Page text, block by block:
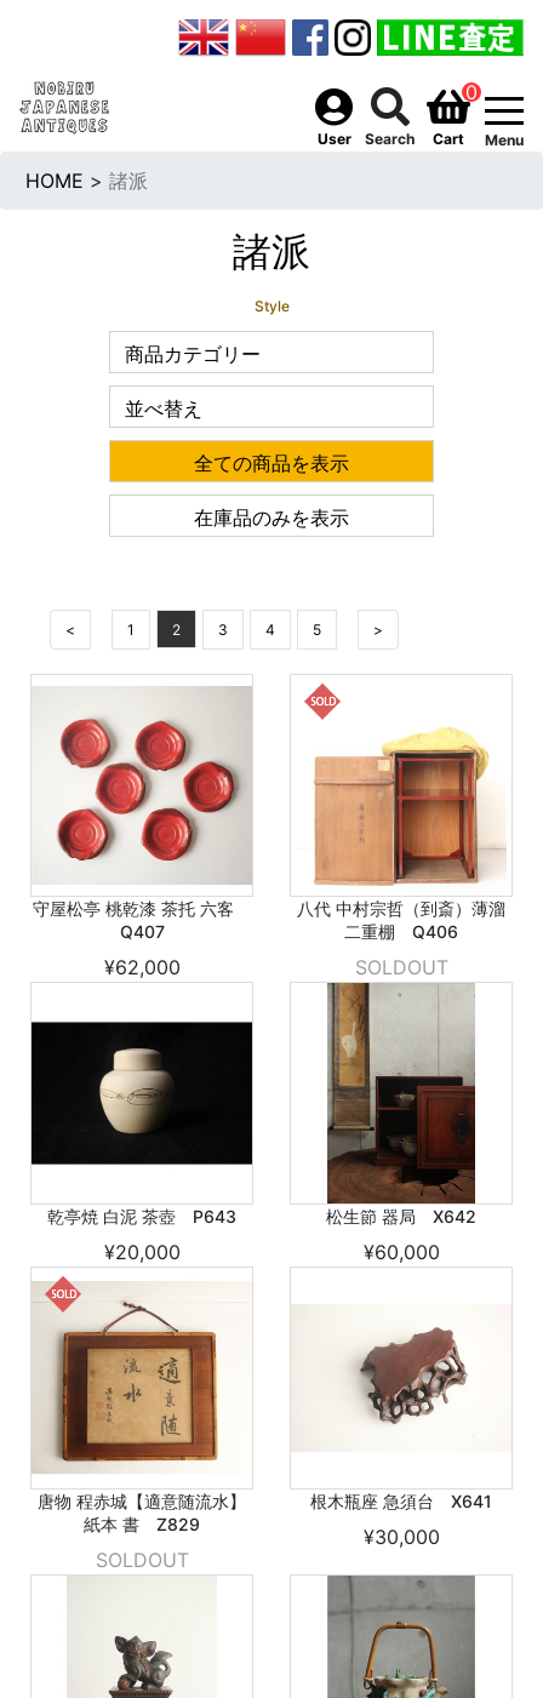
User Search
0
Cart Menu
HOME > 諸派
諸派
Style
商品カテゴリー
並べ替え
全ての商品を表示
在庫品のみを表示
< 1 2 3 4 5 >
守屋松亭 桃乾漆 茶托 六客
Q407
¥62,000
八代 中村宗哲（到斎）薄溜
二重棚 Q406
SOLDOUT
乾亭焼 白泥 茶壺 P643
¥20,000
松生節 器局 X642
¥60,000
唐物 程赤城【適意随流水】
紙本 書 Z829
SOLDOUT
根木瓶座 急須台 X641
¥30,000